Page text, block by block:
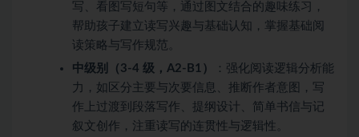
写、看图写短句等，通过图文结合的趣味练习，
帮助孩子建立读写兴趣与基础认知，掌握基础阅
读策略与写作规范。
中级别（3-4 级，A2-B1）
：强化阅读逻辑分析能
力，如区分主要与次要信息、推断作者意图，写
作上过渡到段落写作、提纲设计、简单书信与记
叙文创作，注重读写的连贯性与逻辑性。